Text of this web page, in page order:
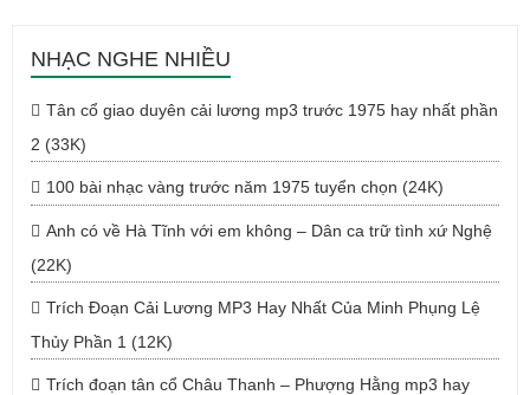
NHẠC NGHE NHIỀU
Tân cổ giao duyên cải lương mp3 trước 1975 hay nhất phần
2 (33K)
100 bài nhạc vàng trước năm 1975 tuyển chọn (24K)
Anh có về Hà Tĩnh với em không – Dân ca trữ tình xứ Nghệ
(22K)
Trích Đoạn Cải Lương MP3 Hay Nhất Của Minh Phụng Lệ
Thủy Phần 1 (12K)
Trích đoạn tân cổ Châu Thanh – Phượng Hằng mp3 hay